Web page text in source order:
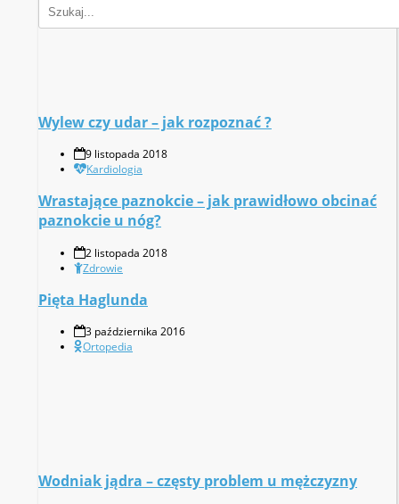
Wylew czy udar – jak rozpoznać ?
9 listopada 2018
Kardiologia
Wrastające paznokcie – jak prawidłowo obcinać
paznokcie u nóg?
2 listopada 2018
Zdrowie
Pięta Haglunda
3 października 2016
Ortopedia
Wodniak jądra – częsty problem u mężczyzny